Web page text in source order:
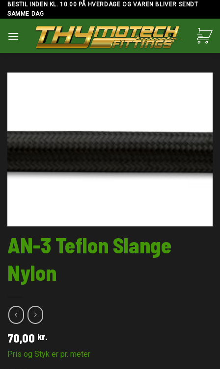
Skip
to
BESTIL INDEN KL. 10.00 PÅ HVERDAGE OG VAREN BLIVER SENDT
SAMME DAG
AN-3 Teflon Slange
Nylon
70,00 kr.
Pris og Styk er pr. meter